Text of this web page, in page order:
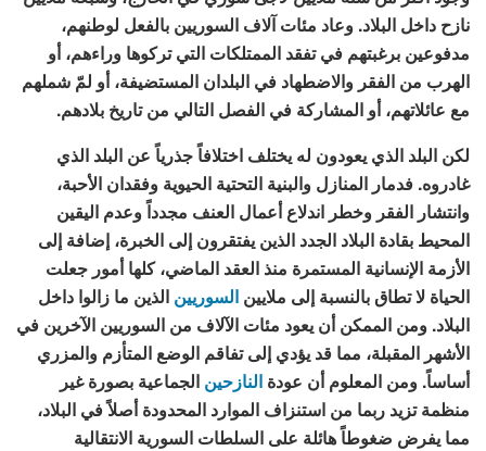
نازح داخل البلاد. وعاد مئات آلاف السوريين بالفعل لوطنهم،
مدفوعين برغبتهم في تفقد الممتلكات التي تركوها وراءهم، أو
الهرب من الفقر والاضطهاد في البلدان المستضيفة، أو لمّ شملهم
مع عائلاتهم، أو المشاركة في الفصل التالي من تاريخ بلادهم.
لكن البلد الذي يعودون له يختلف اختلافاً جذرياً عن البلد الذي
غادروه. فدمار المنازل والبنية التحتية الحيوية وفقدان الأحبة،
وانتشار الفقر وخطر اندلاع أعمال العنف مجدداً وعدم اليقين
المحيط بقادة البلاد الجدد الذين يفتقرون إلى الخبرة، إضافة إلى
الأزمة الإنسانية المستمرة منذ العقد الماضي، كلها أمور جعلت
الحياة لا تطاق بالنسبة إلى ملايين السوريين الذين ما زالوا داخل
البلاد. ومن الممكن أن يعود مئات الآلاف من السوريين الآخرين في
الأشهر المقبلة، مما قد يؤدي إلى تفاقم الوضع المتأزم والمزري
أساساً. ومن المعلوم أن عودة النازحين الجماعية بصورة غير
منظمة تزيد ربما من استنزاف الموارد المحدودة أصلاً في البلاد،
مما يفرض ضغوطاً هائلة على السلطات السورية الانتقالية